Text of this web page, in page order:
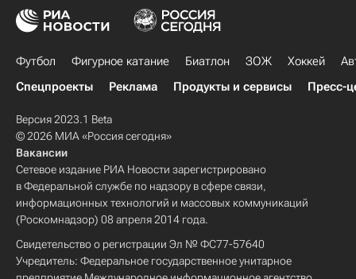
Футбол Фигурное катание Биатлон ЗОЖ Хоккей
Спецпроекты
Реклама Продукты и сервисы Пресс-
Версия 2023.1 Beta
© 2026 МИА «Россия сегодня»
Вакансии
Сетевое издание РИА Новости зарегистрировано
в Федеральной службе по надзору в сфере связи,
информационных технологий и массовых коммуникаций
(Роскомнадзор) 08 апреля 2014 года.
Свидетельство о регистрации Эл № ФС77-57640
Учредитель: Федеральное государственное унитарное